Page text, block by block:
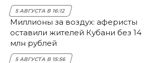
5 АВГУСТА В 16:12
Миллионы за воздух: аферисты
оставили жителей Кубани без 14
млн рублей
5 АВГУСТА В 15:56